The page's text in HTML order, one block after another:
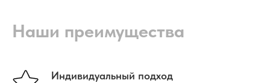
Наши преимущества
Индивидуальный подход